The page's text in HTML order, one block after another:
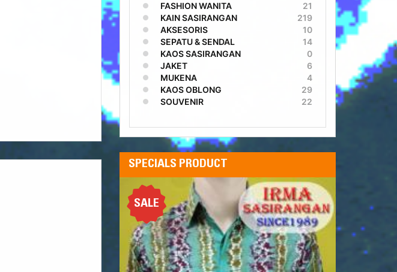
FASHION WANITA
21
KAIN SASIRANGAN
219
AKSESORIS
10
SEPATU & SENDAL
14
KAOS SASIRANGAN
0
JAKET
6
MUKENA
4
KAOS OBLONG
29
SOUVENIR
22
SPECIALS PRODUCT
SALE